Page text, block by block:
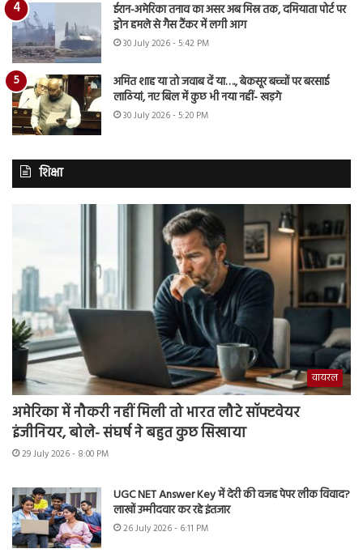
ईरान-अमेरिका तनाव का असर अब मिस्र तक, दमियाता पोर्ट पर
ड्रोन हमले से गैस टैंकर में लगी आग
30 July 2026 - 5:42 PM
अमित शाह या तो जवाब दें या…., बेकसूर बच्चों पर बरसाई
लाठियां, नए बिल में कुछ भी नया नहीं- खड़गे
30 July 2026 - 5:20 PM
शिक्षा
वायरल
अमेरिका में नौकरी नहीं मिली तो भारत लौटे सॉफ्टवेयर
इंजीनियर, बोले- संघर्ष ने बहुत कुछ सिखाया
29 July 2026 - 8:00 PM
UGC NET Answer Key में देरी की वजह पेपर लीक विवाद?
लाखों उम्मीदवार कर रहे इंतजार
26 July 2026 - 6:11 PM